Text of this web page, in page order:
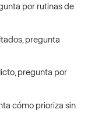
por rutinas de
pregunta
pregunta por
cómo prioriza sin